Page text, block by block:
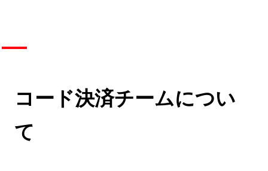
コード決済チームについ
て